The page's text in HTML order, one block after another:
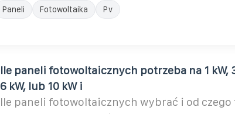
Paneli Fotowoltaika Pv
Ile paneli fotowoltaicznych potrzeba na 1 kW,
6 kW, lub 10 kW i
Ile paneli fotowoltaicznych wybrać i od czego